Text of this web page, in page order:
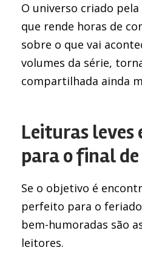
O universo criado
que rende horas de
sobre o que vai
volumes da série,
compartilhada ainda
Leituras leves
para o final
Se o objetivo é
perfeito para o
bem-humoradas são
leitores.